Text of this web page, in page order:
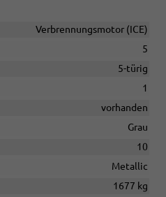
Verbrennungsmotor (ICE)
5
5-türig
1
vorhanden
Grau
10
Metallic
1677 kg